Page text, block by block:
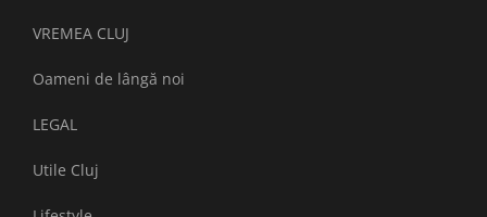
VREMEA CLUJ
Oameni de lângă noi
LEGAL
Utile Cluj